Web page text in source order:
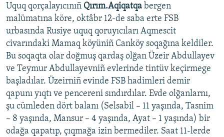
Uquq qorçalayıcınıñ Qırım.Aqiqatqa bergen
malümatına köre, oktâbr 12-de saba erte FSB
urbasında Rusiye uquq qoruyıcıları Aqmescit
civarındaki Mamaq köyüniñ Canköy soqağına keldiler.
Bu soqaqta olar doğmuş qardaş olğan Üzeir Abdullayev
ve Teymur Abdullayevniñ evlerinde tintüv keçirmege
başladılar. Üzeirniñ evinde FSB hadimleri demir
qapunı yıqtı ve pencereni sındırdılar. Evde olğanlarnı,
şu cümleden dört balanı (Selsabil – 11 yaşında, Tasnim
– 8 yaşında, Mansur – 4 yaşında, Ayat – 1 yaşında) bir
odağa qapatıp, çıqmağa izin bermediler. Saat 11-lerde